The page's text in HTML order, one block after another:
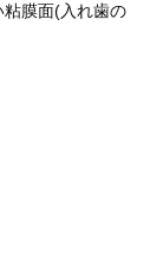
膜面(入れ歯の